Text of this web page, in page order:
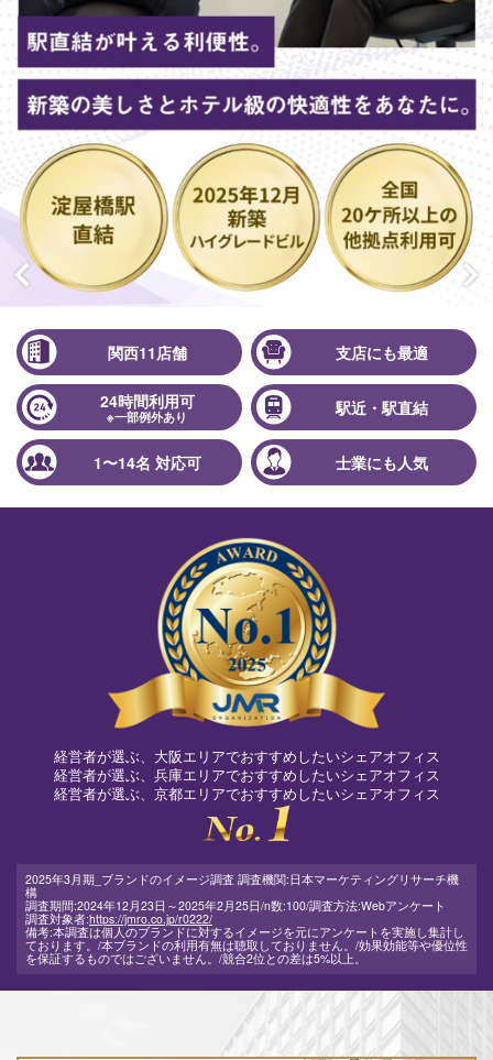
関西11店舗 支店にも最適
24時間利用可
※一部例外あり 駅近・駅直結
1〜14名 対応可 士業にも人気
経営者が選ぶ、大阪エリアでおすすめしたいシェアオフィス
経営者が選ぶ、兵庫エリアでおすすめしたいシェアオフィス
経営者が選ぶ、京都エリアでおすすめしたいシェアオフィス
2025年3月期_ブランドのイメージ調査 調査機関:日本マーケティングリサーチ機
構
調査期間:2024年12月23日～2025年2月25日/n数:100/調査方法:Webアンケート
調査対象者:https://jmro.co.jp/r0222/
備考:本調査は個人のブランドに対するイメージを元にアンケートを実施し集計し
ております。 /本ブランドの利用有無は聴取しておりません。/効果効能等や優位性
を保証するものではございません。/競合2位との差は5%以上。